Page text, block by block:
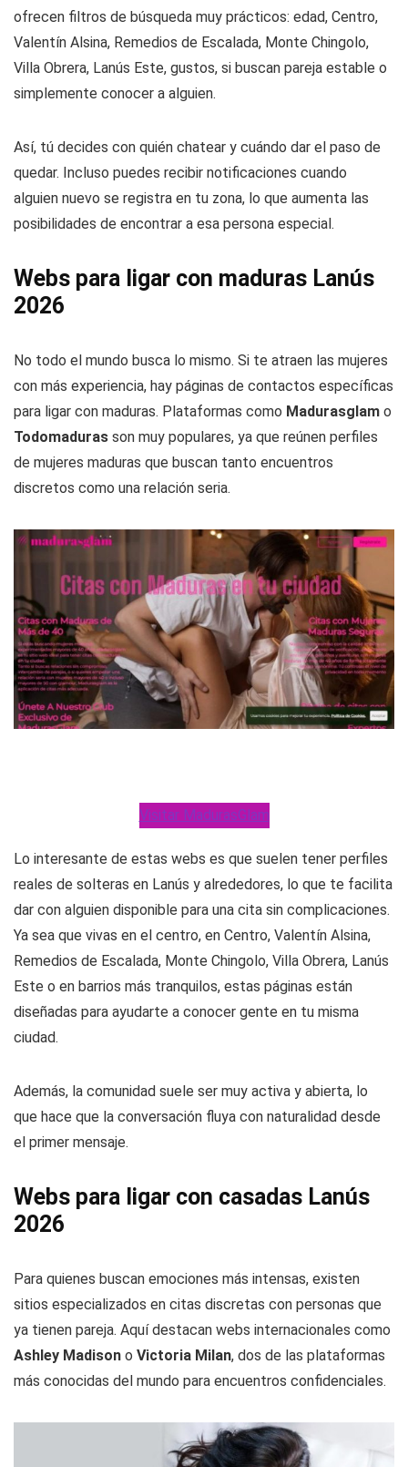
ofrecen filtros de búsqueda muy prácticos: edad, Centro,
Valentín Alsina, Remedios de Escalada, Monte Chingolo,
Villa Obrera, Lanús Este, gustos, si buscan pareja estable o
simplemente conocer a alguien.
Así, tú decides con quién chatear y cuándo dar el paso de
quedar. Incluso puedes recibir notificaciones cuando
alguien nuevo se registra en tu zona, lo que aumenta las
posibilidades de encontrar a esa persona especial.
Webs para ligar con maduras Lanús
2026
No todo el mundo busca lo mismo. Si te atraen las mujeres
con más experiencia, hay páginas de contactos específicas
para ligar con maduras. Plataformas como Madurasglam o
Todomaduras son muy populares, ya que reúnen perfiles
de mujeres maduras que buscan tanto encuentros
discretos como una relación seria.
Visitar MadurasGlam
Lo interesante de estas webs es que suelen tener perfiles
reales de solteras en Lanús y alrededores, lo que te facilita
dar con alguien disponible para una cita sin complicaciones.
Ya sea que vivas en el centro, en Centro, Valentín Alsina,
Remedios de Escalada, Monte Chingolo, Villa Obrera, Lanús
Este o en barrios más tranquilos, estas páginas están
diseñadas para ayudarte a conocer gente en tu misma
ciudad.
Además, la comunidad suele ser muy activa y abierta, lo
que hace que la conversación fluya con naturalidad desde
el primer mensaje.
Webs para ligar con casadas Lanús
2026
Para quienes buscan emociones más intensas, existen
sitios especializados en citas discretas con personas que
ya tienen pareja. Aquí destacan webs internacionales como
Ashley Madison o Victoria Milan, dos de las plataformas
más conocidas del mundo para encuentros confidenciales.